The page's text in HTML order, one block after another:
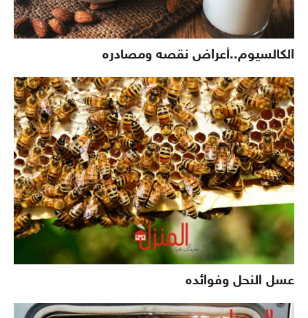
الكالسيوم..أعراض نقصه ومصادره
عسل النحل وفوائده